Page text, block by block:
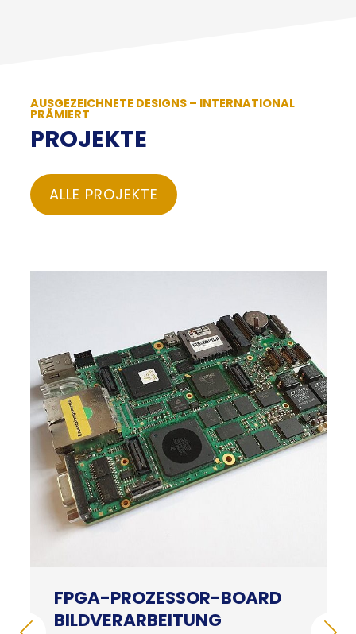
AUSGEZEICHNETE DESIGNS – INTERNATIONAL
PRÄMIERT
PROJEKTE
ALLE PROJEKTE
FPGA-PROZESSOR-BOARD
BILDVERARBEITUNG